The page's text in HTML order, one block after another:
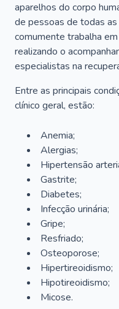
aparelhos do corpo
de pessoas de todas
comumente trabalha
realizando o
especialistas na
Entre as principais
clínico geral, estão:
Anemia;
Alergias;
Hipertensão
Gastrite;
Diabetes;
Infecção urinária;
Gripe;
Resfriado;
Osteoporose;
Hipertireoidismo;
Hipotireoidismo;
Micose.